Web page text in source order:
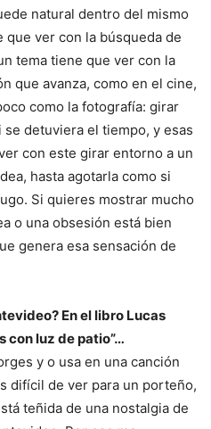
natural dentro del mismo
ver con la búsqueda de
tema tiene que ver con la
que avanza, como en el cine,
como la fotografía: girar
detuviera el tiempo, y esas
con este girar entorno a un
hasta agotarla como si
Si quieres mostrar mucho
o una obsesión está bien
genera esa sensación de
En el libro Lucas
con luz de patio”…
y o usa en una canción
difícil de ver para un porteño,
teñida de una nostalgia de